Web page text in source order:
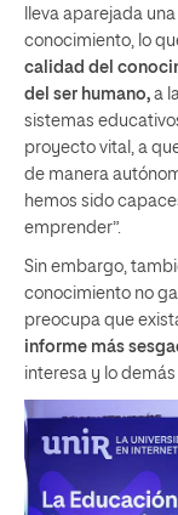
lleva aparejada
conocimiento, lo
calidad del
del ser humano, a
sistemas
proyecto vital, a
de manera
hemos sido
emprender”.
Sin embargo,
conocimiento no
preocupa que
informe más
interesa y lo demás